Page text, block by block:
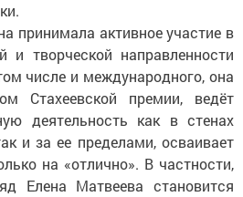
принимала активное участие в
и творческой направленности
числе и международного, она
Стахеевской премии, ведёт
деятельность как в стенах
и за ее пределами, осваивает
на «отлично». В частности,
Елена Матвеева становится